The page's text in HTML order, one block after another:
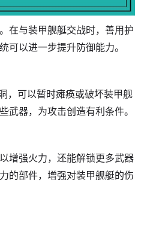
在与装甲舰艇交战时，善用护
可以进一步提升防御能力。
，可以暂时瘫痪或破坏装甲舰
武器，为攻击创造有利条件。
增强火力，还能解锁更多武器
的部件，增强对装甲舰艇的伤